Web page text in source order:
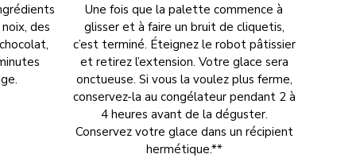
des
Une fois que la palette commence à
glisser et à faire un bruit de cliquetis,
c’est terminé. Éteignez le robot pâtissier
et retirez l’extension. Votre glace sera
onctueuse. Si vous la voulez plus ferme,
conservez-la au congélateur pendant 2 à
4 heures avant de la déguster.
Conservez votre glace dans un récipient
hermétique.**